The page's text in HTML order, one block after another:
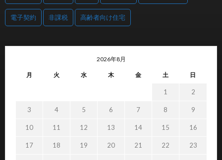
電子契約 非課税 高齢者向け住宅
2026年8月
月 火 水 木 金 土 日
1 2
3 4 5 6 7 8 9
10 11 12 13 14 15 16
17 18 19 20 21 22 23